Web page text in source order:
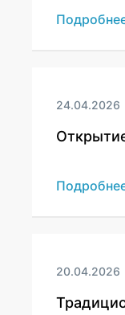
24.04.2026
20.04.2026